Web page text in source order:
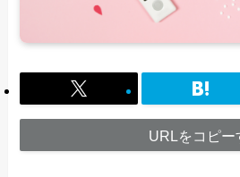
URLをコピー